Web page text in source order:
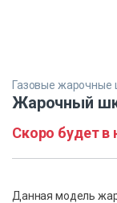
Газовые
Жарочный
Скоро будет в
Данная модель